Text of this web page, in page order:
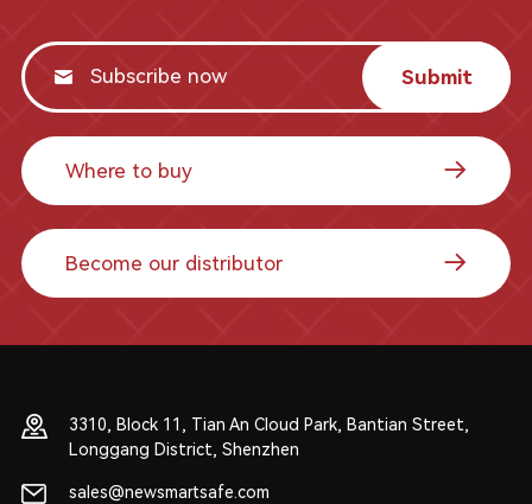
Submit
Where to buy
Become our distributor
3310, Block 11, Tian An Cloud Park, Bantian Street,
Longgang District, Shenzhen
sales@newsmartsafe.com